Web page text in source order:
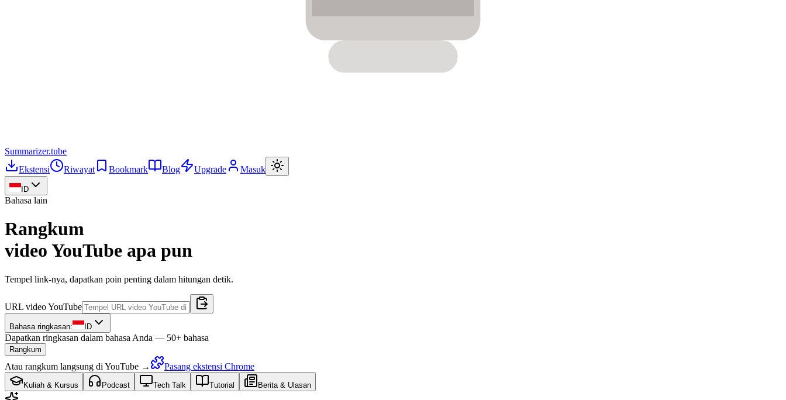
Summarizer.tube
Ekstensi
Riwayat Bookmark Blog Upgrade Masuk
ID
Bahasa lain
Rangkum
video YouTube apa pun
Tempel link-nya, dapatkan poin penting dalam hitungan detik.
URL video YouTube
Bahasa ringkasan: ID
Dapatkan ringkasan dalam bahasa Anda — 50+ bahasa
Rangkum
Atau rangkum langsung di YouTube → Pasang ekstensi Chrome
Kuliah & Kursus Podcast Tech Talk Tutorial Berita & Ulasan